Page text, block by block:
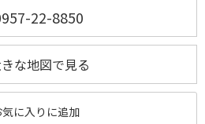
22-8850
な地図で見る
気に入りに追加